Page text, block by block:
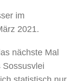
im
2021.
nächste Mal
Sossusvlei